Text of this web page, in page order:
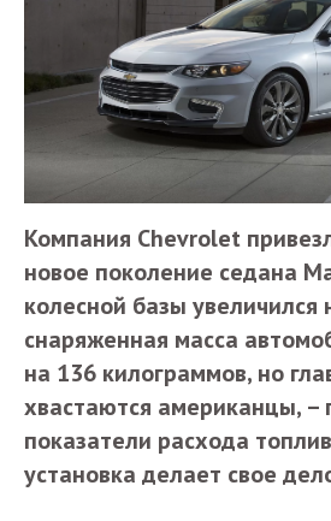
Компания Chevrolet
новое поколение седана
колесной базы увеличился
снаряженная масса
на 136 килограммов, но
хвастаются американцы, –
показатели расхода
установка делает свое